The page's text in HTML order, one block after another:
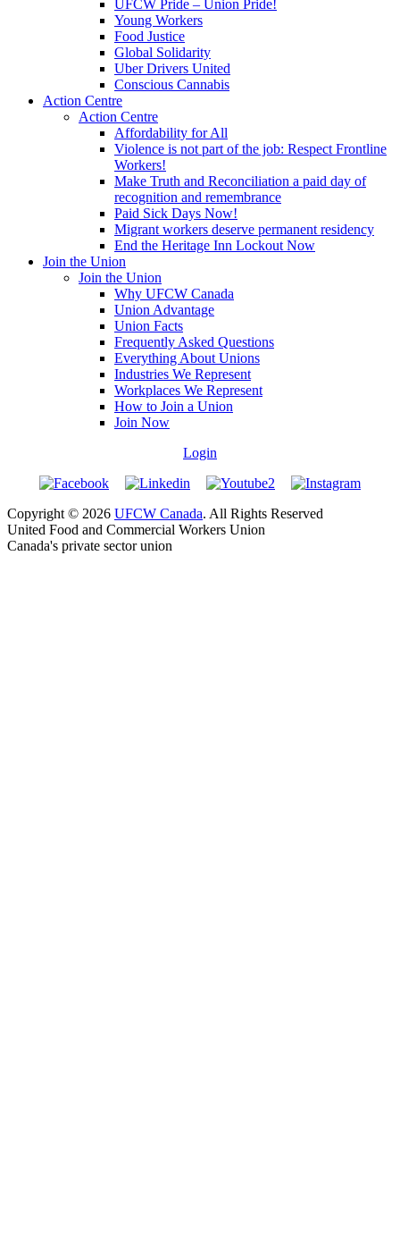
UFCW Pride – Union Pride!
Young Workers
Food Justice
Global Solidarity
Uber Drivers United
Conscious Cannabis
Action Centre
Action Centre
Affordability for All
Violence is not part of the job: Respect Frontline
Workers!
Make Truth and Reconciliation a paid day of
recognition and remembrance
Paid Sick Days Now!
Migrant workers deserve permanent residency
End the Heritage Inn Lockout Now
Join the Union
Join the Union
Why UFCW Canada
Union Advantage
Union Facts
Frequently Asked Questions
Everything About Unions
Industries We Represent
Workplaces We Represent
How to Join a Union
Join Now
Login
Copyright © 2026 UFCW Canada. All Rights Reserved
United Food and Commercial Workers Union
Canada's private sector union